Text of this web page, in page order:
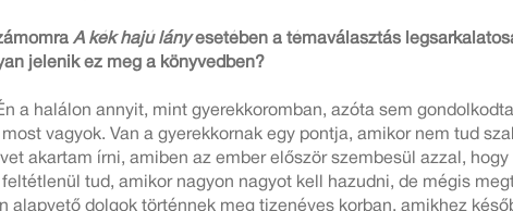
A kék hajú lányesetében a témaválasztás
jelenik ez meg a könyvedben?
a halálon annyit, mint gyerekkoromban, azóta sem
vagyok. Van a gyerekkornak egy pontja, amikor nem tud
akartam írni, amiben az ember először szembesül azzal,
feltétlenül tud, amikor nagyon nagyot kell hazudni, de mégis
alapvető dolgok történnek meg tizenéves korban, amikhez